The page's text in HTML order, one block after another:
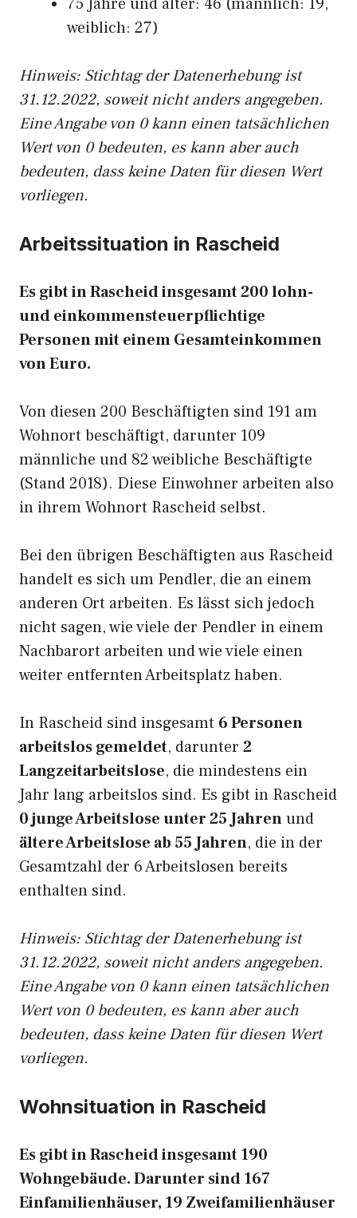
weiblich: 27)
Hinweis: Stichtag der Datenerhebung ist
31.12.2022, soweit nicht anders angegeben.
Eine Angabe von 0 kann einen tatsächlichen
Wert von 0 bedeuten, es kann aber auch
bedeuten, dass keine Daten für diesen Wert
vorliegen.
Arbeitssituation in Rascheid
Es gibt in Rascheid insgesamt 200 lohn-
und einkommensteuerpflichtige
Personen mit einem Gesamteinkommen
von Euro.
Von diesen 200 Beschäftigten sind 191 am
Wohnort beschäftigt, darunter 109
männliche und 82 weibliche Beschäftigte
(Stand 2018). Diese Einwohner arbeiten also
in ihrem Wohnort Rascheid selbst.
Bei den übrigen Beschäftigten aus Rascheid
handelt es sich um Pendler, die an einem
anderen Ort arbeiten. Es lässt sich jedoch
nicht sagen, wie viele der Pendler in einem
Nachbarort arbeiten und wie viele einen
weiter entfernten Arbeitsplatz haben.
In Rascheid sind insgesamt 6 Personen
arbeitslos gemeldet, darunter 2
Langzeitarbeitslose, die mindestens ein
Jahr lang arbeitslos sind. Es gibt in Rascheid
0 junge Arbeitslose unter 25 Jahrenund
ältere Arbeitslose ab 55 Jahren, die in der
Gesamtzahl der 6 Arbeitslosen bereits
enthalten sind.
Hinweis: Stichtag der Datenerhebung ist
31.12.2022, soweit nicht anders angegeben.
Eine Angabe von 0 kann einen tatsächlichen
Wert von 0 bedeuten, es kann aber auch
bedeuten, dass keine Daten für diesen Wert
vorliegen.
Wohnsituation in Rascheid
Es gibt in Rascheid insgesamt 190
Wohngebäude. Darunter sind 167
Einfamilienhäuser, 19 Zweifamilienhäuser